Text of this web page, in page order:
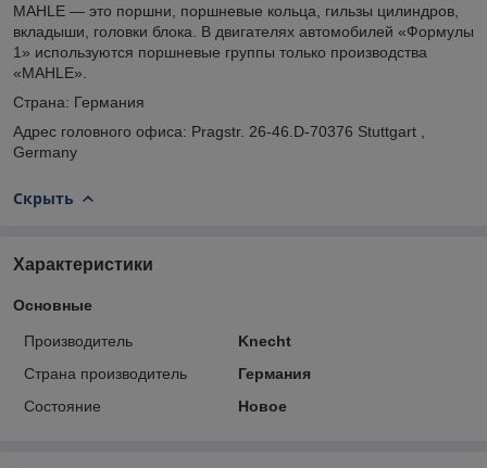
MAHLE — это поршни, поршневые кольца, гильзы цилиндров,
вкладыши, головки блока. В двигателях автомобилей «Формулы
1» используются поршневые группы только производства
«MAHLE».
Страна: Германия
Адрес головного офиса: Pragstr. 26-46.D-70376 Stuttgart ,
Germany
Скрыть
Характеристики
Основные
Производитель
Knecht
Страна производитель
Германия
Состояние
Новое